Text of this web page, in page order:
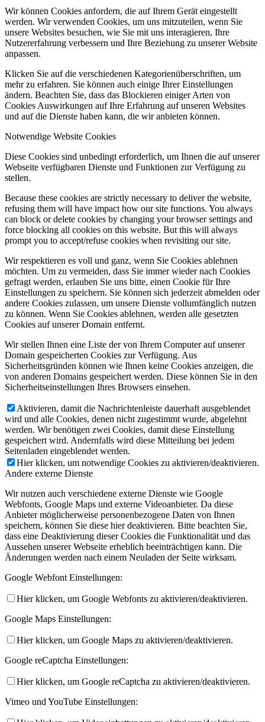
Wir können Cookies anfordern, die auf Ihrem Gerät eingestellt
werden. Wir verwenden Cookies, um uns mitzuteilen, wenn Sie
unsere Websites besuchen, wie Sie mit uns interagieren, Ihre
Nutzererfahrung verbessern und Ihre Beziehung zu unserer Website
anpassen.
Klicken Sie auf die verschiedenen Kategorienüberschriften, um
mehr zu erfahren. Sie können auch einige Ihrer Einstellungen
ändern. Beachten Sie, dass das Blockieren einiger Arten von
Cookies Auswirkungen auf Ihre Erfahrung auf unseren Websites
und auf die Dienste haben kann, die wir anbieten können.
Notwendige Website Cookies
Diese Cookies sind unbedingt erforderlich, um Ihnen die auf unserer
Webseite verfügbaren Dienste und Funktionen zur Verfügung zu
stellen.
Because these cookies are strictly necessary to deliver the website,
refusing them will have impact how our site functions. You always
can block or delete cookies by changing your browser settings and
force blocking all cookies on this website. But this will always
prompt you to accept/refuse cookies when revisiting our site.
Wir respektieren es voll und ganz, wenn Sie Cookies ablehnen
möchten. Um zu vermeiden, dass Sie immer wieder nach Cookies
gefragt werden, erlauben Sie uns bitte, einen Cookie für Ihre
Einstellungen zu speichern. Sie können sich jederzeit abmelden oder
andere Cookies zulassen, um unsere Dienste vollumfänglich nutzen
zu können. Wenn Sie Cookies ablehnen, werden alle gesetzten
Cookies auf unserer Domain entfernt.
Wir stellen Ihnen eine Liste der von Ihrem Computer auf unserer
Domain gespeicherten Cookies zur Verfügung. Aus
Sicherheitsgründen können wie Ihnen keine Cookies anzeigen, die
von anderen Domains gespeichert werden. Diese können Sie in den
Sicherheitseinstellungen Ihres Browsers einsehen.
Aktivieren, damit die Nachrichtenleiste dauerhaft ausgeblendet
wird und alle Cookies, denen nicht zugestimmt wurde, abgelehnt
werden. Wir benötigen zwei Cookies, damit diese Einstellung
gespeichert wird. Andernfalls wird diese Mitteilung bei jedem
Seitenladen eingeblendet werden.
Hier klicken, um notwendige Cookies zu aktivieren/deaktivieren.
Andere externe Dienste
Wir nutzen auch verschiedene externe Dienste wie Google
Webfonts, Google Maps und externe Videoanbieter. Da diese
Anbieter möglicherweise personenbezogene Daten von Ihnen
speichern, können Sie diese hier deaktivieren. Bitte beachten Sie,
dass eine Deaktivierung dieser Cookies die Funktionalität und das
Aussehen unserer Webseite erheblich beeinträchtigen kann. Die
Änderungen werden nach einem Neuladen der Seite wirksam.
Google Webfont Einstellungen:
Hier klicken, um Google Webfonts zu aktivieren/deaktivieren.
Google Maps Einstellungen:
Hier klicken, um Google Maps zu aktivieren/deaktivieren.
Google reCaptcha Einstellungen:
Hier klicken, um Google reCaptcha zu aktivieren/deaktivieren.
Vimeo und YouTube Einstellungen: